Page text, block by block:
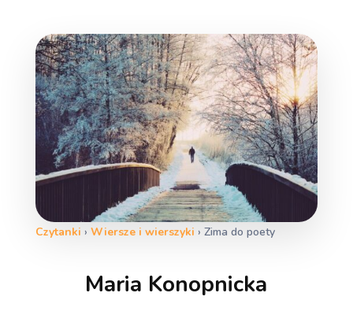
Czytanki › Wiersze i wierszyki › Zima do poety
Maria Konopnicka